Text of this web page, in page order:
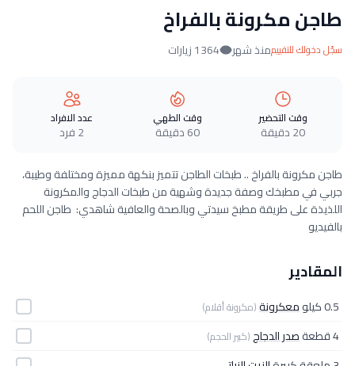
طاجن مكرونة بالفراخ
سجّل دخولك للتقييممنذ شهر 1364 زيارات
وقت التحضير
20 دقيقة
وقت الطهي
60 دقيقة
عدد الافراد
2 فرد
طاجن مكرونة بالفراخ .. طبخات الطاجن تتميز بنكهة مميزة ومختلفة وطيبة،
جربي في مطبخك وصفة جديدة وشهية من طبخات الدجاج والمكرونة
اللذيذة على طريقة مطبخ سيدتي وبالصحة والعافية شاهدي: طاجن اللحم
بالفيديو
المقادير
0.5 كيلو معكرونة(مكرونة أقلام)
4 قطعة صدر الدجاج(كبير الحجم)